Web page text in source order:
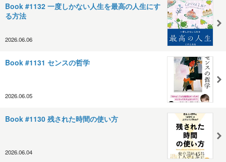
Book #1132 一度しかない人生を最高の人生にす
る方法
2026.06.06
Book #1131 センスの哲学
2026.06.05
Book #1130 残された時間の使い方
2026.06.04